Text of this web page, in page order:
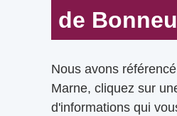
de
Nous avons
Marne, cliquez sur
d'informations qui